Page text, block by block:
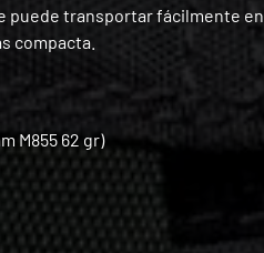
puede transportar fácilmente en
compacta.
M855 62 gr)